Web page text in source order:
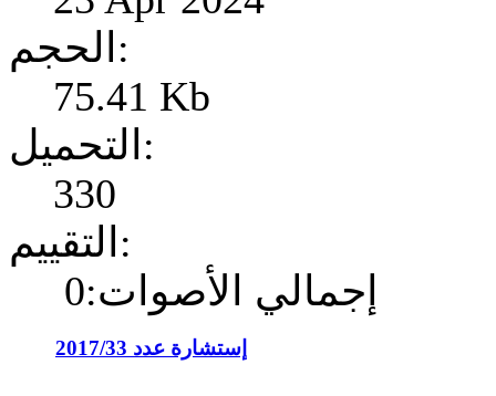
الحجم:
75.41 Kb
التحميل:
330
التقييم:
إجمالي الأصوات:0
إستشارة عدد 2017/33